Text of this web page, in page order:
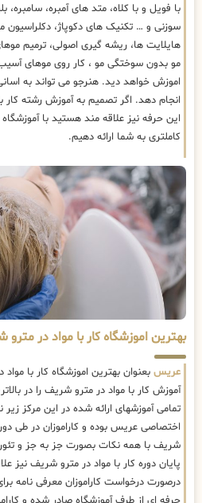
با فویل و با کلاه، متد های آمبره،
سوزنی و … تکنیک های دکوپاژ، دکلراسیون
هایلایت ها، ریشه گیری اصولی، ترمیم
مو بدون سوختگی مو ، کار روی موهای
اموزش خواهد دید. هنرجو می تواند به
انجام دهد. اگر تصمیم به آموزش رشته کار
این حرفه نیز علاقه مند هستید با
کاملتری به شما ارائه دهیم.
بهترین اموزشگاه کار با مواد در
عریس بعنوان بهترین اموزشگاه کار با
آموزش کار با مواد در مترو شریف را در
تمامی آموزشهای ارائه شده در این مرکز
اختصاصی عریس بوده و کاراموزان در طی
شریف با همه نکات بصورت جز به جز و
پایان دوره کار با مواد در مترو شریف نیز
درصورت درخواست کاراموزان معرفی نامه